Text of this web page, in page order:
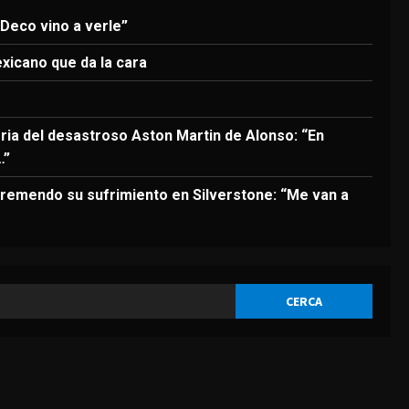
4 Agosto 8, 2026
DEPORTES
Víctor Muñoz ya enamora en
Liverpool
vino a verle”
que da la cara
del desastroso Aston Martin de Alonso: “En
su sufrimiento en Silverstone: “Me van a